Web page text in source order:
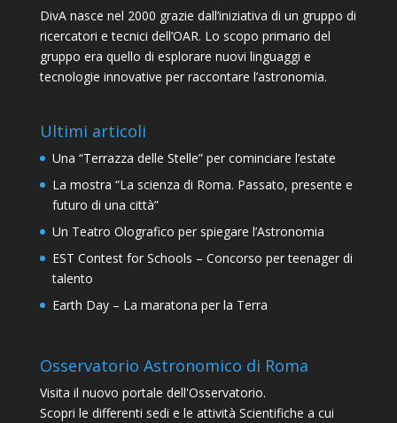
DivA nasce nel 2000 grazie dall’iniziativa di un gruppo di
ricercatori e tecnici dell’OAR. Lo scopo primario del
gruppo era quello di esplorare nuovi linguaggi e
tecnologie innovative per raccontare l’astronomia.
Ultimi articoli
Una “Terrazza delle Stelle” per cominciare l’estate
La mostra “La scienza di Roma. Passato, presente e
futuro di una città”
Un Teatro Olografico per spiegare l’Astronomia
EST Contest for Schools – Concorso per teenager di
talento
Earth Day – La maratona per la Terra
Osservatorio Astronomico di Roma
Visita il nuovo portale dell'Osservatorio.
Scopri le differenti sedi e le attività Scientifiche a cui